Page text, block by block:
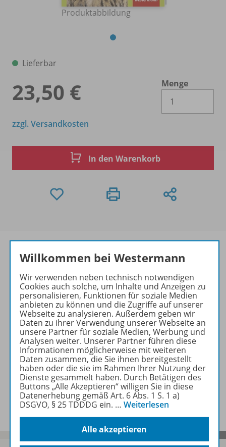
Produktabbildung
Lieferbar
23,50 €
Menge
zzgl. Versandkosten
In den Warenkorb
Produktinformationen
Zugehörige Produkte
Planungshilfen
Benachrichtigungs-Service
Willkommen bei Westermann
Wir verwenden neben technisch notwendigen
Cookies auch solche, um Inhalte und Anzeigen zu
personalisieren, Funktionen für soziale Medien
anbieten zu können und die Zugriffe auf unserer
Webseite zu analysieren. Außerdem geben wir
Daten zu ihrer Verwendung unserer Webseite an
unsere Partner für soziale Medien, Werbung und
Analysen weiter. Unserer Partner führen diese
Informationen möglicherweise mit weiteren
Daten zusammen, die Sie ihnen bereitgestellt
haben oder die sie im Rahmen Ihrer Nutzung der
Dienste gesammelt haben. Durch Betätigen des
Buttons „Alle Akzeptieren“ willigen Sie in diese
Datenerhebung gemäß Art. 6 Abs. 1 S. 1 a)
DSGVO, § 25 TDDDG ein. … Weiterlesen
Alle akzeptieren